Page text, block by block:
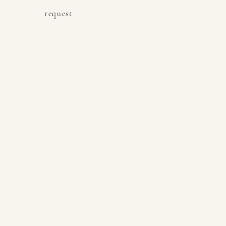
request